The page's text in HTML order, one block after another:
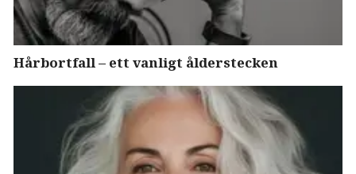
Hårbortfall – ett vanligt ålderstecken